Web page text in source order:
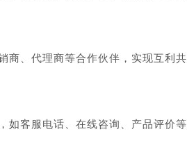
商、代理商等合作伙伴，实现互利共
如客服电话、在线咨询、产品评价等